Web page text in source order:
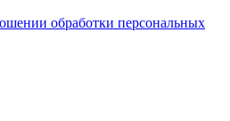
обработки персональных